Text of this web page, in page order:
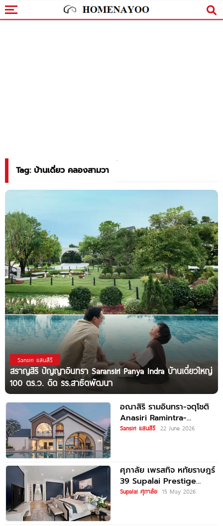
Tag: บ้านเดี่ยว คลองสามวา
Sansiri แสนสิริ
สราญสิริ ปัญญาอินทรา Saransiri Panya Indra บ้านเดี่ยวใหญ่
100 ตร.ว. ดิด รร.สาธิตพัฒนา
อณาสิริ รามอินทรา-จตุโชติ
Anasiri Ramintra-
Chatuchot บ้านเดี่ยว
Sansiri แสนสิริ 22 June 2026
ศุภาลัย เพรสทิจ หทัยราษฎร์
39 Supalai Prestige
Hathairat 39
Supalai ศุภาลัย 15 May 2026